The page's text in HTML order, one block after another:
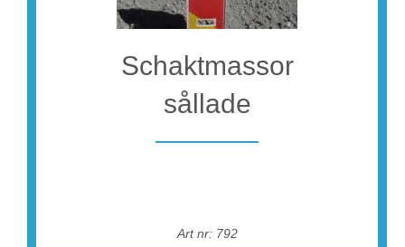
Schaktmassor
sållade
Art nr: 792